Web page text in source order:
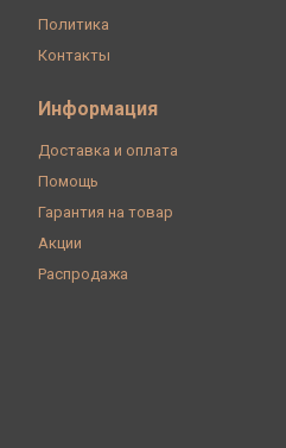
Политика
Контакты
Информация
Доставка и оплата
Помощь
Гарантия на товар
Акции
Распродажа